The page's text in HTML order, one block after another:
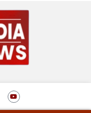
Y
o
u
t